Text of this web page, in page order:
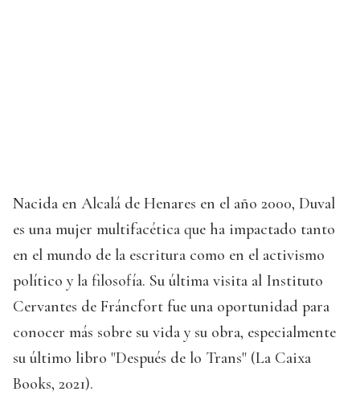
Nacida en Alcalá de Henares en el año 2000, Duval
es una mujer multifacética que ha impactado tanto
en el mundo de la escritura como en el activismo
político y la filosofía. Su última visita al Instituto
Cervantes de Fráncfort fue una oportunidad para
conocer más sobre su vida y su obra, especialmente
su último libro "Después de lo Trans" (La Caixa
Books, 2021).